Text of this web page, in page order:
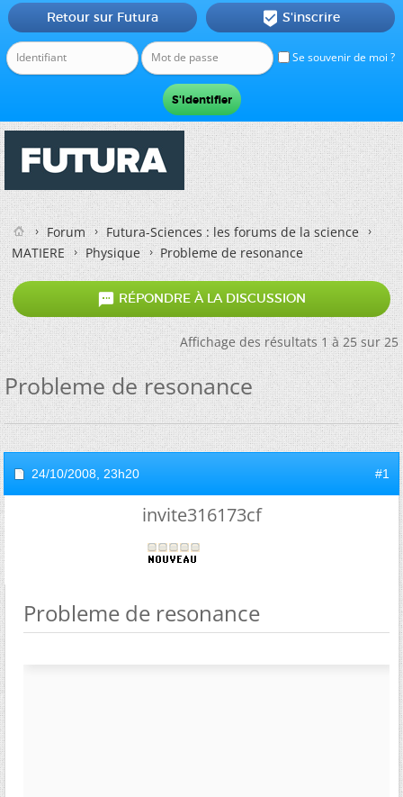
Se souvenir de moi ?
Retour sur Futura  S'inscrire
Forum
Futura-Sciences : les forums de la science
MATIERE
Physique Probleme de resonance
 RÉPONDRE À LA DISCUSSION
Affichage des résultats 1 à 25 sur 25
Probleme de resonance
24/10/2008, 23h20 #1
invite316173cf
Probleme de resonance